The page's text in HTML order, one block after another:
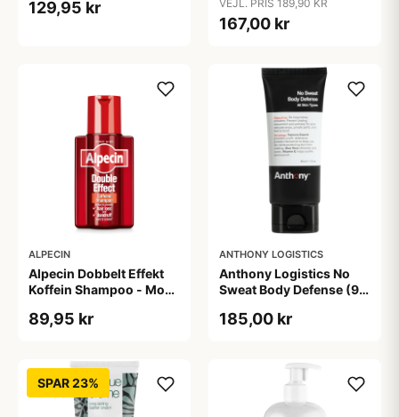
129,95 kr
Liquid (200 ml)
VEJL. PRIS 189,90 KR
167,00 kr
ALPECIN
Alpecin Dobbelt Effekt
Koffein Shampoo - Mod
89,95 kr
ANTHONY LOGISTICS
Anthony Logistics No
Sweat Body Defense (90
185,00 kr
SPAR 23%